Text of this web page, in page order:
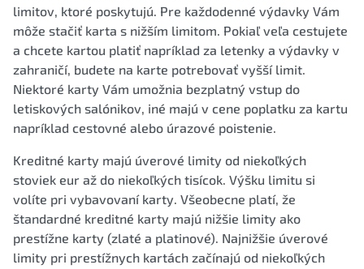
limitov, ktoré poskytujú. Pre každodenné výdavky Vám
môže stačiť karta s nižším limitom. Pokiaľ veľa cestujete
a chcete kartou platiť napríklad za letenky a výdavky v
zahraničí, budete na karte potrebovať vyšší limit.
Niektoré karty Vám umožnia bezplatný vstup do
letiskových salónikov, iné majú v cene poplatku za kartu
napríklad cestovné alebo úrazové poistenie.
Kreditné karty majú úverové limity od niekoľkých
stoviek eur až do niekoľkých tisícok. Výšku limitu si
volíte pri vybavovaní karty. Všeobecne platí, že
štandardné kreditné karty majú nižšie limity ako
prestížne karty (zlaté a platinové). Najnižšie úverové
limity pri prestížnych kartách začínajú od niekoľkých